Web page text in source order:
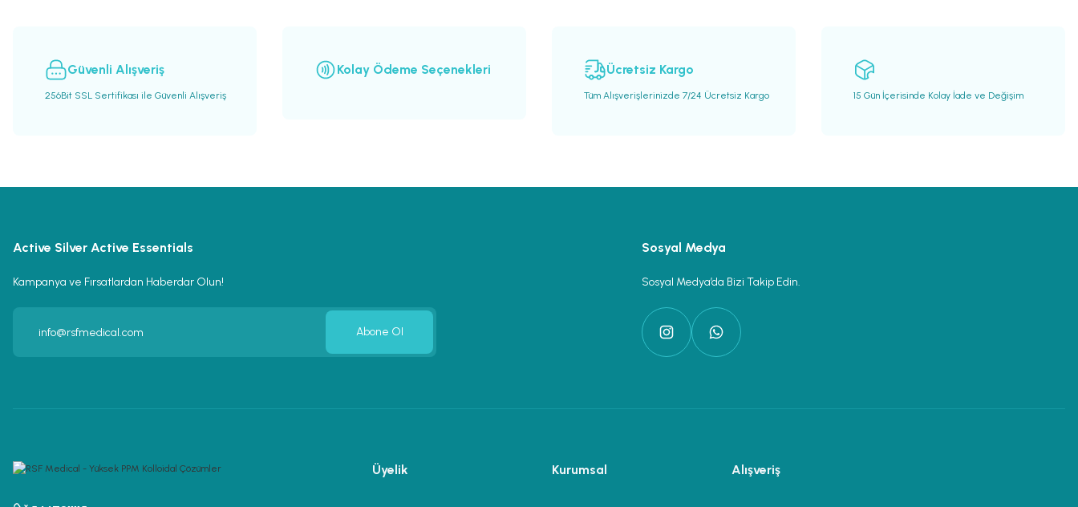
Güvenli Alışveriş
256Bit SSL Sertifikası ile Güvenli Alışveriş
Kolay Ödeme Seçenekleri Ücretsiz Kargo
Tüm Alışverişlerinizde 7/24 Ücretsiz Kargo 15 Gün İçerisinde Kolay İade ve Değişim
Active Silver Active Essentials
Kampanya ve Fırsatlardan Haberdar Olun!
Abone Ol
Sosyal Medya
Sosyal Medya’da Bizi Takip Edin.
Üyelik Kurumsal Alışveriş